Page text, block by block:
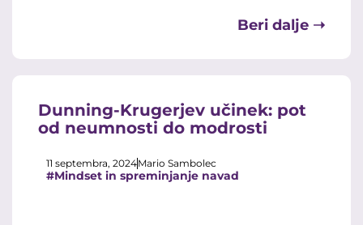
Beri dalje ➝
Dunning-Krugerjev učinek: pot
od neumnosti do modrosti
11 septembra, 2024Mario Sambolec
#Mindset in spreminjanje navad